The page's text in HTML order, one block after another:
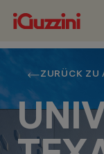
ZURÜCK ZU